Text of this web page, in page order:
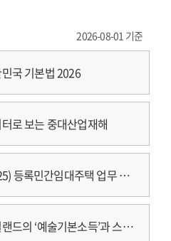
2026-08-01 기준
국 기본법 2026
로 보는 중대산업재해
등록민간임대주택 업무 편
드의 ‘예술기본소득’과 스코